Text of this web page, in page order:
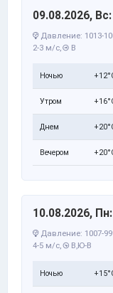
09.08.2026,
Давление: 1013-
2-3 м/с,
В
Ночью
Утром
Днем
Вечером
10.08.2026,
Давление: 1007-
4-5 м/с,
В,Ю-В
Ночью